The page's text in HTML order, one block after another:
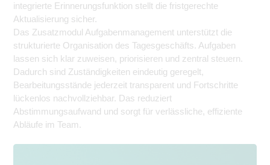
integrierte Erinnerungsfunktion stellt die fristgerechte
Aktualisierung sicher.
Das Zusatzmodul Aufgabenmanagement unterstützt die
strukturierte Organisation des Tagesgeschäfts. Aufgaben
lassen sich klar zuweisen, priorisieren und zentral steuern.
Dadurch sind Zuständigkeiten eindeutig geregelt,
Bearbeitungsstände jederzeit transparent und Fortschritte
lückenlos nachvollziehbar. Das reduziert
Abstimmungsaufwand und sorgt für verlässliche, effiziente
Abläufe im Team.